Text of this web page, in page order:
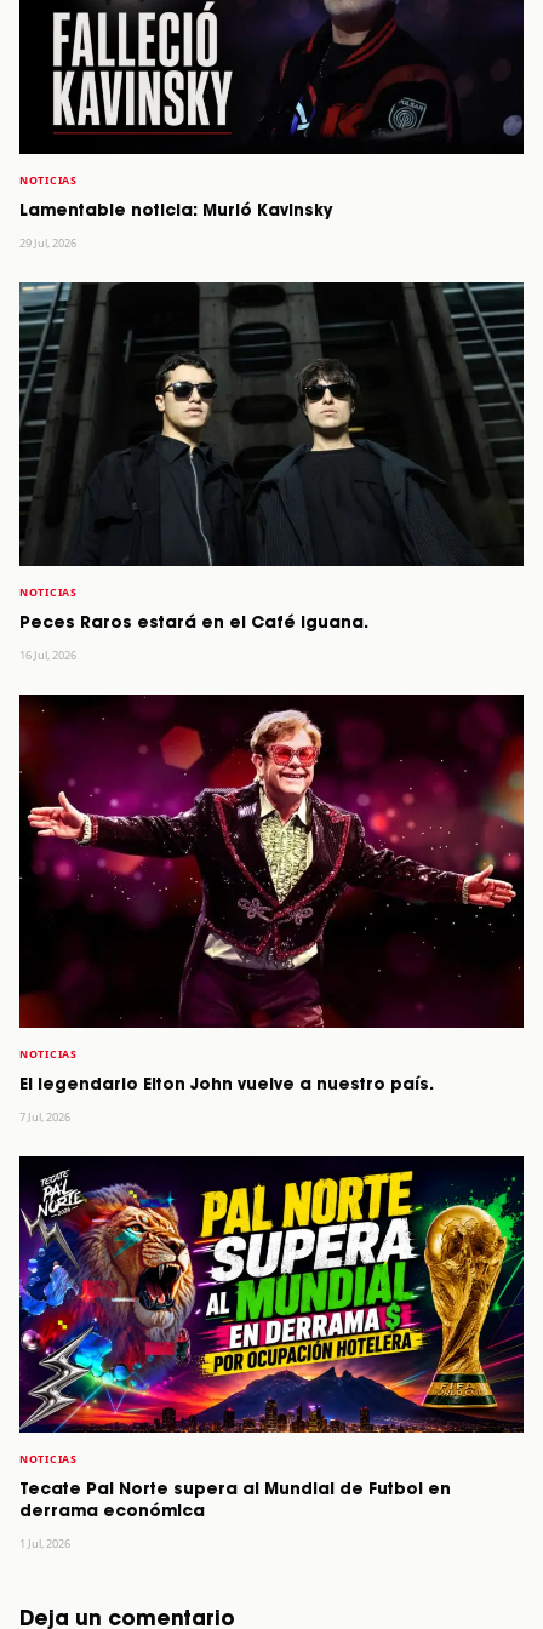
NOTICIAS
Lamentable noticia: Murió Kavinsky
29 Jul, 2026
NOTICIAS
Peces Raros estará en el Café Iguana.
16 Jul, 2026
NOTICIAS
El legendario Elton John vuelve a nuestro país.
7 Jul, 2026
NOTICIAS
Tecate Pal Norte supera al Mundial de Futbol en
derrama económica
1 Jul, 2026
Deja un comentario